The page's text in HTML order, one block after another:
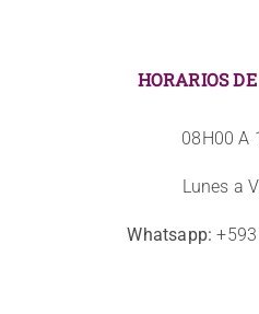
HORARIOS
08H00 A
Lunes a
Whatsapp: